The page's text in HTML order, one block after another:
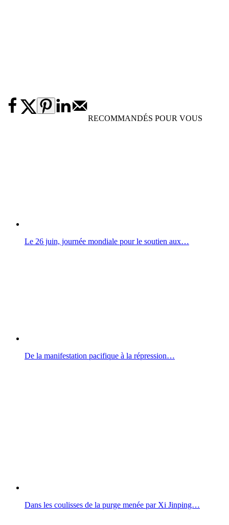
RECOMMANDÉS POUR VOUS
Le 26 juin, journée mondiale pour le soutien aux…
De la manifestation pacifique à la répression…
Dans les coulisses de la purge menée par Xi Jinping…